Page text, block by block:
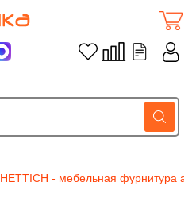
HETTICH - мебельная фурнитура